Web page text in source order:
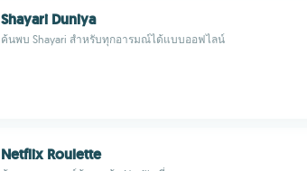
Shayari Duniya
ค้นพบ Shayari สำหรับทุกอารมณ์ได้แบบออฟไลน์
Netflix Roulette